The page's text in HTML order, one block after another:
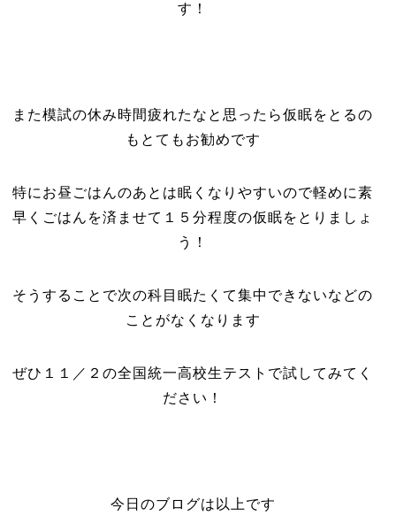
す！
また模試の休み時間疲れたなと思ったら仮眠をとるの
もとてもお勧めです
特にお昼ごはんのあとは眠くなりやすいので軽めに素
早くごはんを済ませて１５分程度の仮眠をとりましょ
う！
そうすることで次の科目眠たくて集中できないなどの
ことがなくなります
ぜひ１１／２の全国統一高校生テストで試してみてく
ださい！
今日のブログは以上です